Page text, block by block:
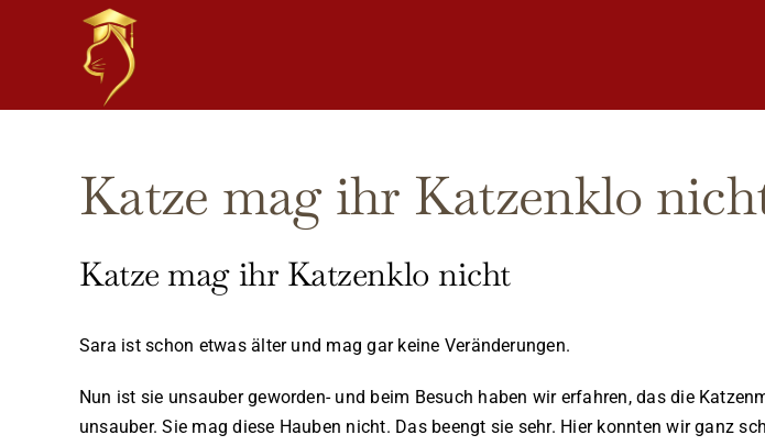
Katze mag ihr Katzenklo
Katze mag ihr Katzenklo nicht
Sara ist schon etwas älter und mag gar keine Veränderungen.
Nun ist sie unsauber geworden- und beim Besuch haben wir erfahren, das die
unsauber. Sie mag diese Hauben nicht. Das beengt sie sehr. Hier konnten wir ganz